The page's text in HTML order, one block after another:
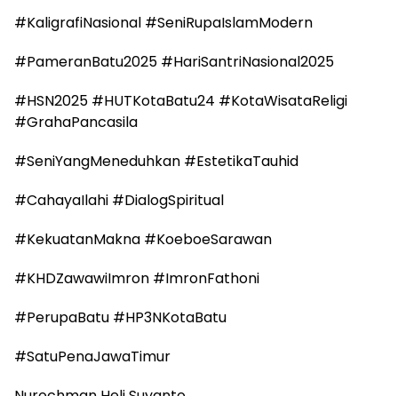
#KaligrafiNasional #SeniRupaIslamModern
#PameranBatu2025 #HariSantriNasional2025
#HSN2025 #HUTKotaBatu24 #KotaWisataReligi
#GrahaPancasila
#SeniYangMeneduhkan #EstetikaTauhid
#CahayaIlahi #DialogSpiritual
#KekuatanMakna #KoeboeSarawan
#KHDZawawiImron #ImronFathoni
#PerupaBatu #HP3NKotaBatu
#SatuPenaJawaTimur